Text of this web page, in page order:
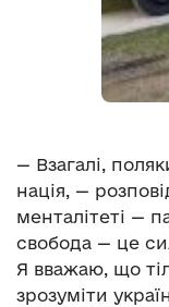
— Взагалі,
нація, —
менталітеті —
свобода — це
Я вважаю, що
зрозуміти